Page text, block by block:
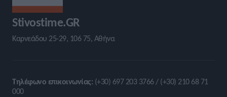
Stivostime.GR
Καρνεάδου 25-29, 106 75, Αθήνα
Τηλέφωνο επικοινωνίας: (+30) 697 203 3766 / (+30) 210 68 71
000